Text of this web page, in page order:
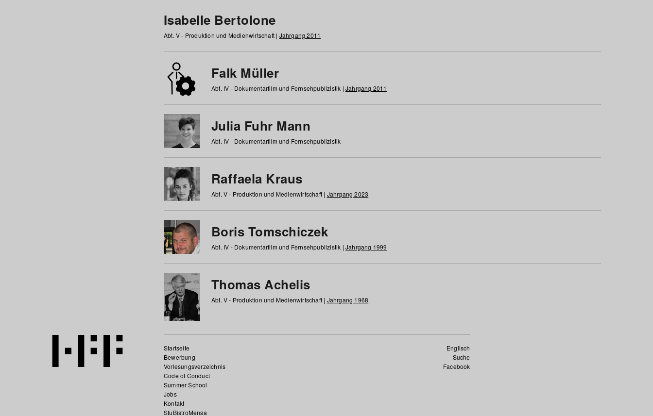
Isabelle Bertolone
Abt. V - Produktion und Medienwirtschaft | Jahrgang 2011
Falk Müller
Abt. IV - Dokumentarfilm und Fernsehpublizistik | Jahrgang 2011
Julia Fuhr Mann
Abt. IV - Dokumentarfilm und Fernsehpublizistik
Raffaela Kraus
Abt. V - Produktion und Medienwirtschaft | Jahrgang 2023
Boris Tomschiczek
Abt. IV - Dokumentarfilm und Fernsehpublizistik | Jahrgang 1999
Thomas Achelis
Abt. V - Produktion und Medienwirtschaft | Jahrgang 1968
Englisch
Suche
Facebook
Startseite
Bewerbung
Vorlesungsverzeichnis
Code of Conduct
Summer School
Jobs
Kontakt
StuBistroMensa